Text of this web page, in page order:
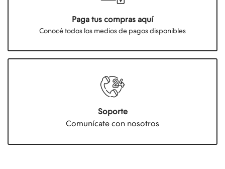
Paga tus compras aquí
Conocé todos los medios de pagos disponibles
Soporte
Comunícate con nosotros